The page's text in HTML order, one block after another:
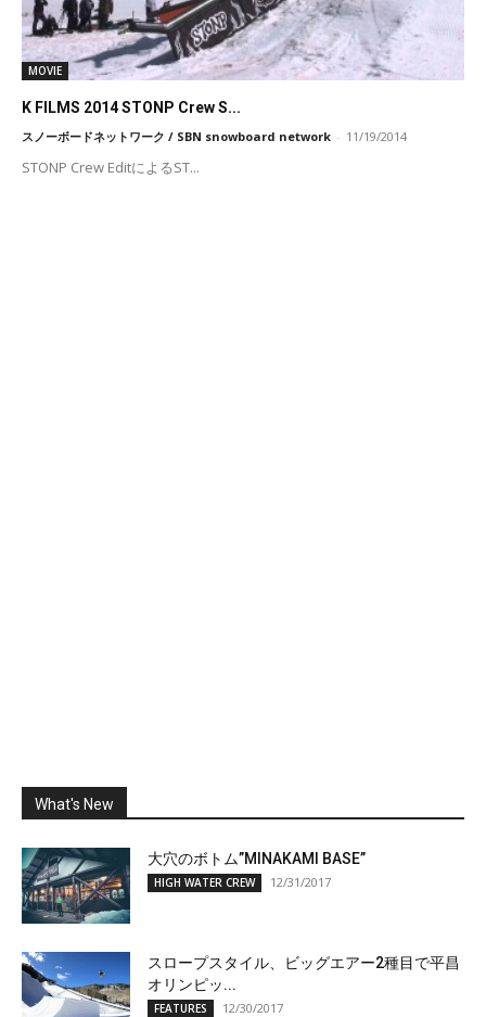
MOVIE
K FILMS 2014 STONP Crew S...
スノーボードネットワーク / SBN snowboard network - 11/19/2014
STONP Crew EditによるST...
What's New
大穴のボトム”MINAKAMI BASE”
HIGH WATER CREW 12/31/2017
スロープスタイル、ビッグエアー2種目で平昌
オリンピッ...
FEATURES 12/30/2017